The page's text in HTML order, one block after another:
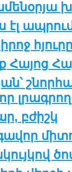
էլ
Հայոց
լրագրող
բժիշկ